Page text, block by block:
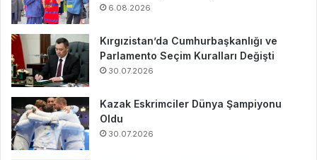
6.08.2026
Kırgızistan’da Cumhurbaşkanlığı ve
Parlamento Seçim Kuralları Değişti
30.07.2026
Kazak Eskrimciler Dünya Şampiyonu
Oldu
30.07.2026